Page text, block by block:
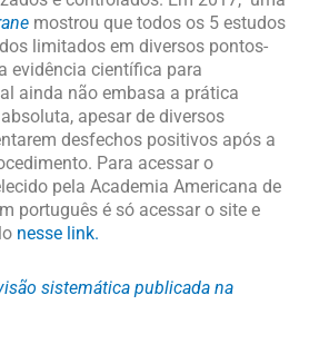
mostrou que todos os 5 estudos
limitados em diversos pontos-
evidência científica para
ainda não embasa a prática
apesar de diversos
desfechos positivos após a
Para acessar o
pela Academia Americana de
português é só acessar o site e
nesse link.
sistemática publicada na